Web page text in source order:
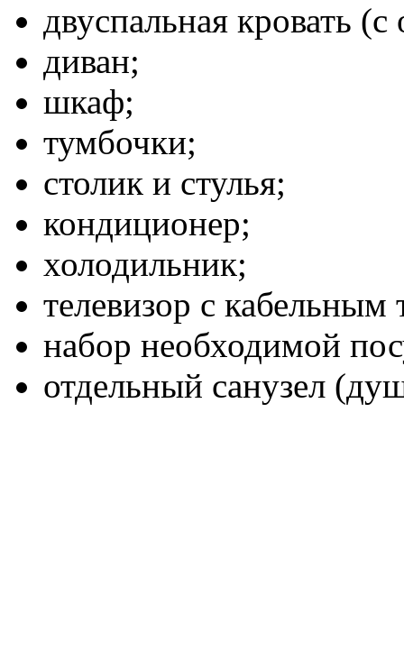
двуспальная кровать
диван;
шкаф;
тумбочки;
столик и стулья;
кондиционер;
холодильник;
телевизор с
набор необходимой
отдельный санузел